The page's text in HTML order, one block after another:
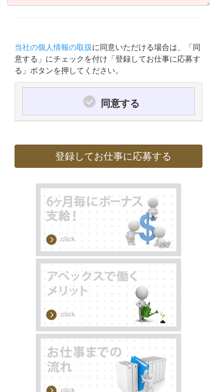
当社の個人情報の取扱に同意いただける場合は、「同
意する」にチェックを付け「登録してお仕事に応募す
る」ボタンを押してください。
同意する